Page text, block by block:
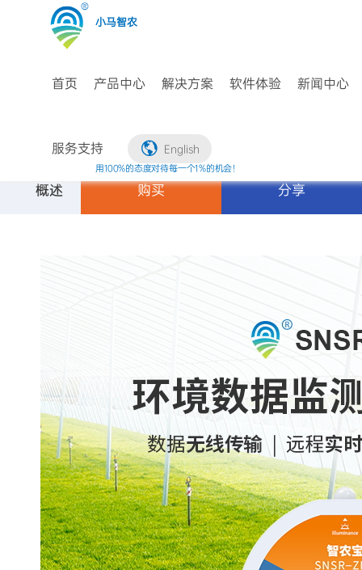
小马智农
用100%的态度对待每一个1%的机会！
首页 产品中心 解决方案 软件体验 新闻中心
服务支持 English
智农宝V3
智农宝（SNSR-
ZNB）是一款高性能
的物联网多合一传感
资料下载
联系我们
概述 规格参数 关联产品
购买 分享